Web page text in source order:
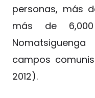
personas, más
más de
campos
2012).